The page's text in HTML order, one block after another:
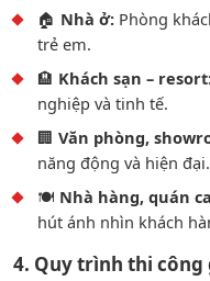
🏠 Nhà ở: Phòng
trẻ em.
🏨 Khách sạn –
nghiệp và tinh tế.
🏢 Văn phòng,
năng động và hiện đại.
🍽️ Nhà hàng, quán
hút ánh nhìn khách
4. Quy trình thi